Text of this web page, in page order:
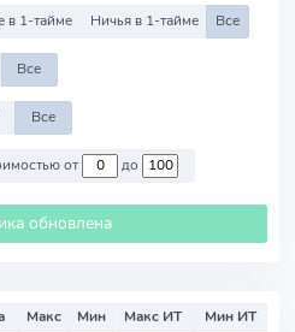
в 1-тайме Ничья в 1-тайме Все
Все
Все
Против команд со стоимостью от до
обновлена
Макс Мин Макс ИТ
Мин ИТ